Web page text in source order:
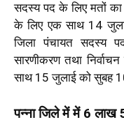
सदस्य पद के लिए मतों का
के लिए एक साथ 14
जिला पंचायत सदस्य
सारणीकरण तथा
साथ 15 जुलाई को सुबह
पन्ना जिले में में 6 लाख